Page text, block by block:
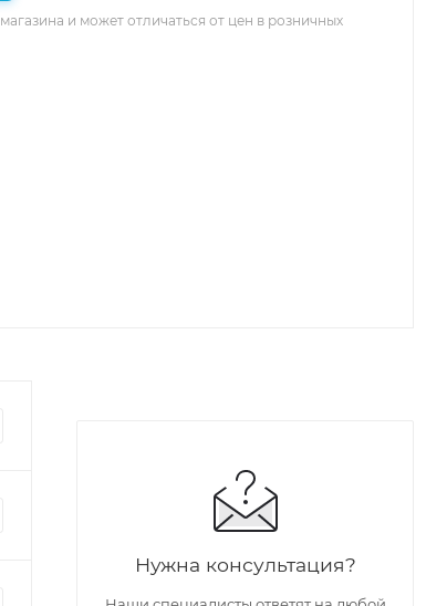
и может отличаться от цен в розничных
Нужна консультация?